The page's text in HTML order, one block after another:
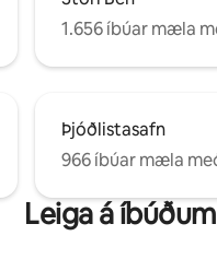
1.656 íbúar mæla
Þjóðlistasafn
966 íbúar mæla
Leiga á